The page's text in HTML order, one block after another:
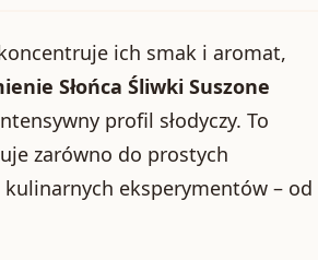
ich smak i aromat,
Słońca Śliwki Suszone
profil słodyczy. To
zarówno do prostych
eksperymentów – od